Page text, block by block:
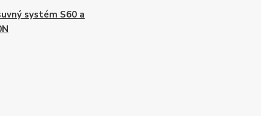
systém S60 a